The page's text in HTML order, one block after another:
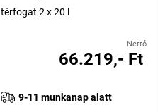
térfogat 2 x 20 l
Nettó
66.219,- Ft
9-11 munkanap alatt